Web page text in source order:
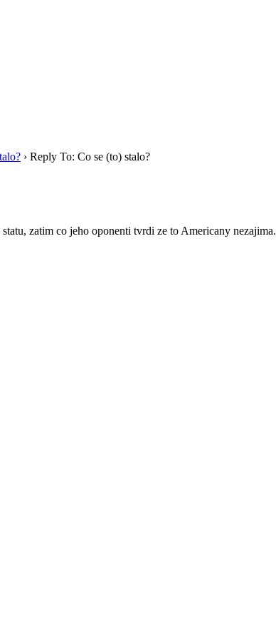
› Reply To: Co se (to) stalo?
zatim co jeho oponenti tvrdi ze to Americany nezajima.